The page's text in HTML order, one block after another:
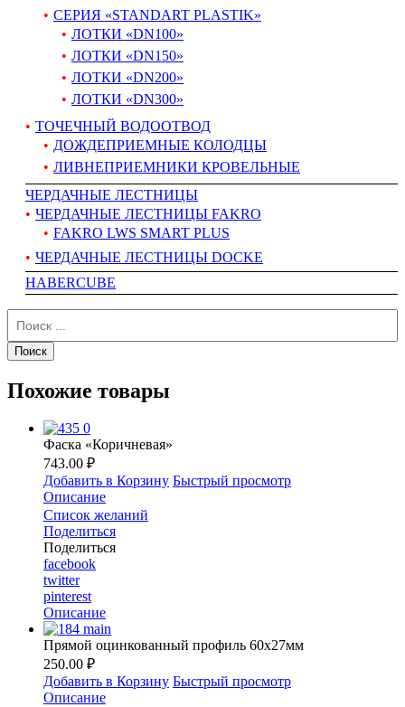
СЕРИЯ «STANDART PLASTIK»
ЛОТКИ «DN100»
ЛОТКИ «DN150»
ЛОТКИ «DN200»
ЛОТКИ «DN300»
ТОЧЕЧНЫЙ ВОДООТВОД
ДОЖДЕПРИЕМНЫЕ КОЛОДЦЫ
ЛИВНЕПРИЕМНИКИ КРОВЕЛЬНЫЕ
ЧЕРДАЧНЫЕ ЛЕСТНИЦЫ
ЧЕРДАЧНЫЕ ЛЕСТНИЦЫ FAKRO
FAKRO LWS SMART PLUS
ЧЕРДАЧНЫЕ ЛЕСТНИЦЫ DOCKE
HABERCUBE
Похожие товары
Фаска «Коричневая»
743.00 ₽
Добавить в Корзину Быстрый просмотр
Описание
Список желаний
Поделиться
Поделиться
facebook
twitter
pinterest
Описание
Прямой оцинкованный профиль 60х27мм
250.00 ₽
Добавить в Корзину Быстрый просмотр
Описание